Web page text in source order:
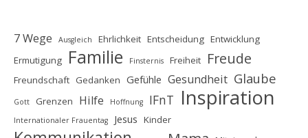
7 Wege Ausgleich Ehrlichkeit Entscheidung Entwicklung
Ermutigung
Familie Finsternis Freiheit Freude
Freundschaft Gedanken Gefühle Gesundheit Glaube
Gott Grenzen Hilfe Hoffnung IFnT Inspiration
Internationaler Frauentag Jesus Kinder